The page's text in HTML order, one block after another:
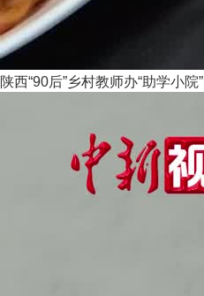
陕西“90后”乡村教师办“助学小院”